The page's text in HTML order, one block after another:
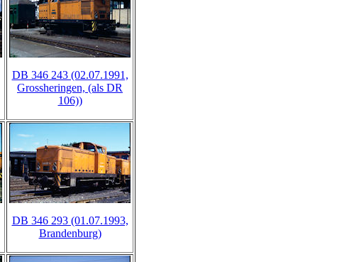
DB 346 243 (02.07.1991,
Grossheringen, (als DR
106))
DB 346 293 (01.07.1993,
Brandenburg)